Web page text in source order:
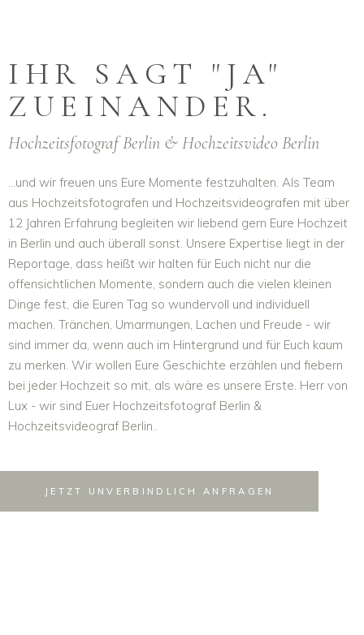
IHR SAGT "JA"
ZUEINANDER.
Hochzeitsfotograf Berlin & Hochzeitsvideo Berlin
...und wir freuen uns Eure Momente festzuhalten. Als Team
aus Hochzeitsfotografen und Hochzeitsvideografen mit über
12 Jahren Erfahrung begleiten wir liebend gern Eure Hochzeit
in Berlin und auch überall sonst. Unsere Expertise liegt in der
Reportage, dass heißt wir halten für Euch nicht nur die
offensichtlichen Momente, sondern auch die vielen kleinen
Dinge fest, die Euren Tag so wundervoll und individuell
machen. Tränchen, Umarmungen, Lachen und Freude - wir
sind immer da, wenn auch im Hintergrund und für Euch kaum
zu merken. Wir wollen Eure Geschichte erzählen und fiebern
bei jeder Hochzeit so mit, als wäre es unsere Erste. Herr von
Lux - wir sind Euer Hochzeitsfotograf Berlin &
Hochzeitsvideograf Berlin..
JETZT UNVERBINDLICH ANFRAGEN